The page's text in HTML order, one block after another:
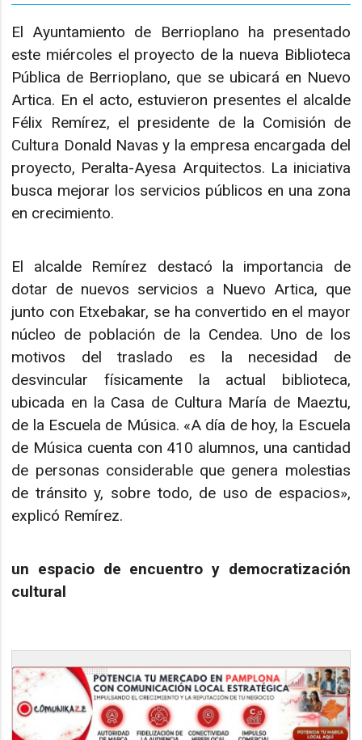
El Ayuntamiento de Berrioplano ha presentado
este miércoles el proyecto de la nueva Biblioteca
Pública de Berrioplano, que se ubicará en Nuevo
Artica. En el acto, estuvieron presentes el alcalde
Félix Remírez, el presidente de la Comisión de
Cultura Donald Navas y la empresa encargada del
proyecto, Peralta-Ayesa Arquitectos. La iniciativa
busca mejorar los servicios públicos en una zona
en crecimiento.
El alcalde Remírez destacó la importancia de
dotar de nuevos servicios a Nuevo Artica, que
junto con Etxebakar, se ha convertido en el mayor
núcleo de población de la Cendea. Uno de los
motivos del traslado es la necesidad de
desvincular físicamente la actual biblioteca,
ubicada en la Casa de Cultura María de Maeztu,
de la Escuela de Música. «A día de hoy, la Escuela
de Música cuenta con 410 alumnos, una cantidad
de personas considerable que genera molestias
de tránsito y, sobre todo, de uso de espacios»,
explicó Remírez.
un espacio de encuentro y democratización
cultural